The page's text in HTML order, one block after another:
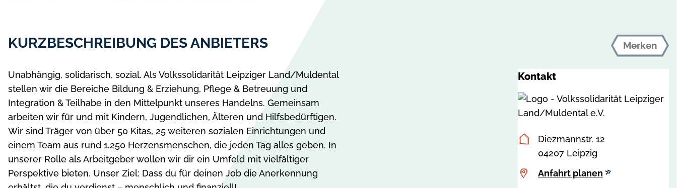
KURZBESCHREIBUNG DES ANBIETERS
Unabhängig, solidarisch, sozial. Als Volkssolidarität Leipziger Land/Muldental
stellen wir die Bereiche Bildung & Erziehung, Pflege & Betreuung und
Integration & Teilhabe in den Mittelpunkt unseres Handelns. Gemeinsam
arbeiten wir für und mit Kindern, Jugendlichen, Älteren und Hilfsbedürftigen.
Wir sind Träger von über 50 Kitas, 25 weiteren sozialen Einrichtungen und
einem Team aus rund 1.250 Herzensmenschen, die jeden Tag alles geben. In
unserer Rolle als Arbeitgeber wollen wir dir ein Umfeld mit vielfältiger
Perspektive bieten. Unser Ziel: Dass du für deinen Job die Anerkennung
Merken
Kontakt
Postanschrift
Diezmannstr. 12
04207 Leipzig
Anfahrt
Anfahrt planen